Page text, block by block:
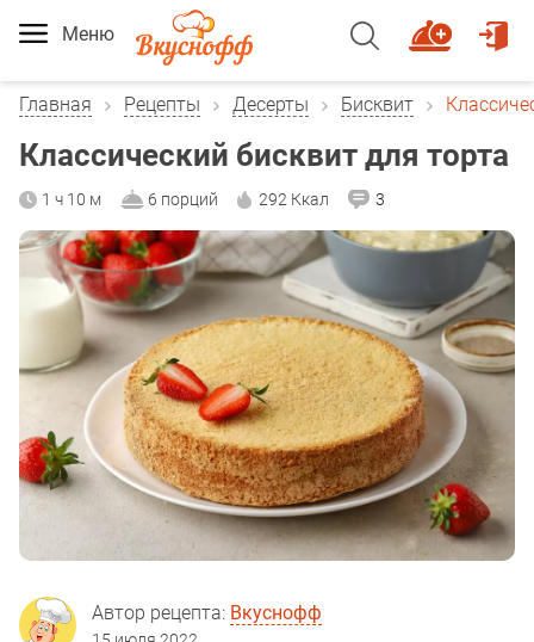
Меню
Главная Рецепты Десерты Бисквит
Классический бисквит для торта
1 ч 10 м 6 порций 292 Ккал 3
Автор рецепта: Вкуснофф